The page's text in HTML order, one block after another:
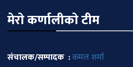
मेराे कर्णालीकाे टीम
संचालक/सम्पादक :कमल शर्मा